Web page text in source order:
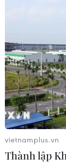
vietnamplus.vn
Thành lập